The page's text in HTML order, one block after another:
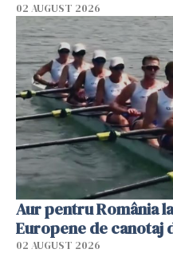
02 AUGUST 2026
Aur pentru România
Europene de canotaj
02 AUGUST 2026